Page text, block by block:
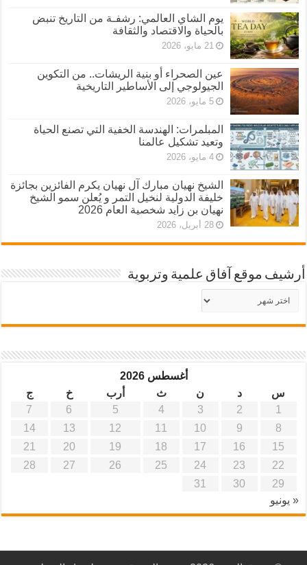
يوم الشاي العالمي: رشفـة من التاريخ تنبض
بالحياة والاقتصاد والثقافة
21 مايو، 2026
عين الصحراء أو بنية الريشات.. من التكوين
الجيولوجي إلى الأساطير التاريخية
5 مايو، 2026
المبلمرات: الهندسة الخفية التي تصنع الحياة
وتعيد تشكيل عالمنا
4 مايو، 2026
الشيخ نهيان مبارك آل نهيان يكرم الفائزين بجائزة
خليفة الدولية لنخيل التمر و يُعلن سمو الشيخ
نهيان بن زايد شخصية العام 2026
28 أبريل، 2026
أرشيف موقع آفاق علمية وتربوية
أرشيف
موقع
آفاق
أغسطس 2026
س
د ن ث أرب خ
ج
1
2
3
4
5
6
7
8
9
10
11
12
13
14
15
16
17
18
19
20
21
22
23
24
25
26
27
28
29
30
31
« يونيو